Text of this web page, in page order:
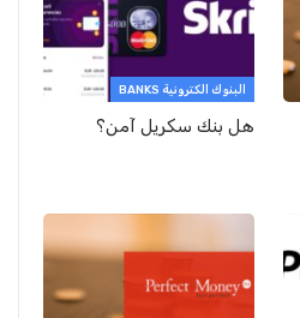
البنوك الكترونية BANKS
هل بنك سكريل آمن؟